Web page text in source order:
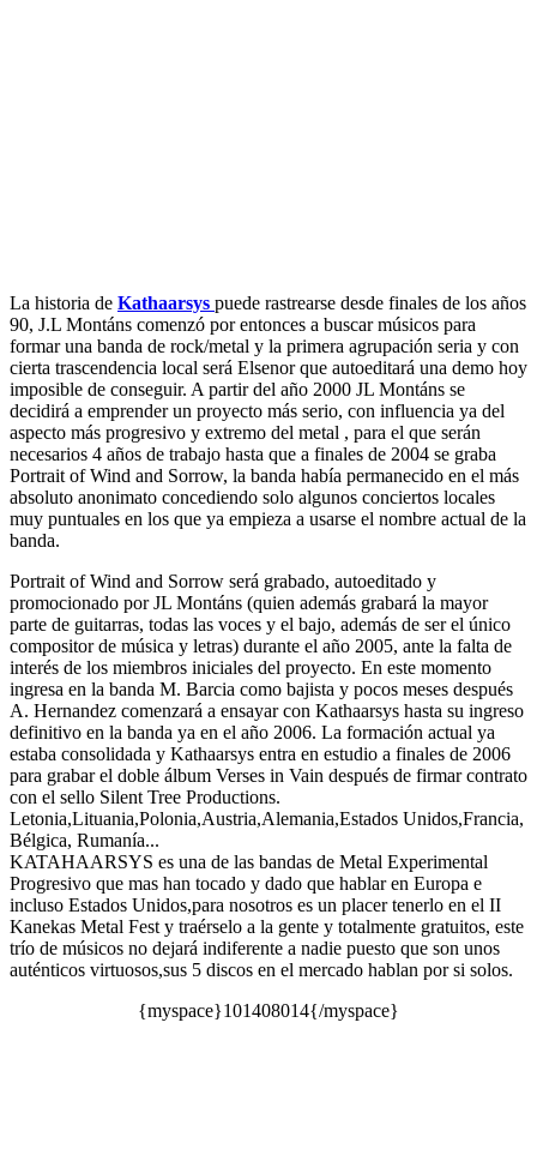
La historia de Kathaarsys puede rastrearse desde finales de los años
90, J.L Montáns comenzó por entonces a buscar músicos para
formar una banda de rock/metal y la primera agrupación seria y con
cierta trascendencia local será Elsenor que autoeditará una demo hoy
imposible de conseguir. A partir del año 2000 JL Montáns se
decidirá a emprender un proyecto más serio, con influencia ya del
aspecto más progresivo y extremo del metal , para el que serán
necesarios 4 años de trabajo hasta que a finales de 2004 se graba
Portrait of Wind and Sorrow, la banda había permanecido en el más
absoluto anonimato concediendo solo algunos conciertos locales
muy puntuales en los que ya empieza a usarse el nombre actual de la
banda.
Portrait of Wind and Sorrow será grabado, autoeditado y
promocionado por JL Montáns (quien además grabará la mayor
parte de guitarras, todas las voces y el bajo, además de ser el único
compositor de música y letras) durante el año 2005, ante la falta de
interés de los miembros iniciales del proyecto. En este momento
ingresa en la banda M. Barcia como bajista y pocos meses después
A. Hernandez comenzará a ensayar con Kathaarsys hasta su ingreso
definitivo en la banda ya en el año 2006. La formación actual ya
estaba consolidada y Kathaarsys entra en estudio a finales de 2006
para grabar el doble álbum Verses in Vain después de firmar contrato
con el sello Silent Tree Productions.
Letonia,Lituania,Polonia,Austria,Alemania,Estados Unidos,Francia,
Bélgica, Rumanía...
KATAHAARSYS es una de las bandas de Metal Experimental
Progresivo que mas han tocado y dado que hablar en Europa e
incluso Estados Unidos,para nosotros es un placer tenerlo en el II
Kanekas Metal Fest y traérselo a la gente y totalmente gratuitos, este
trío de músicos no dejará indiferente a nadie puesto que son unos
auténticos virtuosos,sus 5 discos en el mercado hablan por si solos.
{myspace}101408014{/myspace}